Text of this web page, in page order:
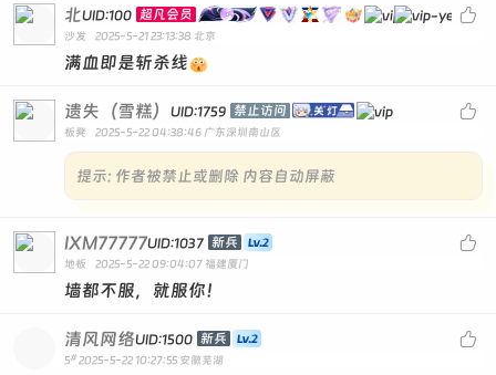

北UID:100 超凡会员
沙发 2025-5-21 23:13:38 北京
满血即是斩杀线

遗失（雪糕） UID:1759 禁止访问
板凳 2025-5-22 04:38:46 广东深圳南山区
提示: 作者被禁止或删除 内容自动屏蔽

IXM77777UID:1037 新兵
地板 2025-5-22 09:04:07 福建厦门
墙都不服，就服你！

清风网络UID:1500 新兵
5# 2025-5-22 10:27:55 安徽芜湖